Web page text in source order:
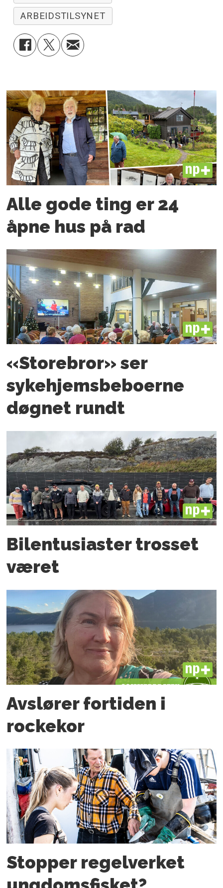
ARBEIDSTILSYNET
PLUS
Alle gode ting er 24
åpne hus på rad
PLUS
«Storebror» ser
sykehjemsbeboerne
døgnet rundt
PLUS
Bilentusiaster trosset
været
PLUS
Avslører fortiden i
rockekor
Stopper regelverket